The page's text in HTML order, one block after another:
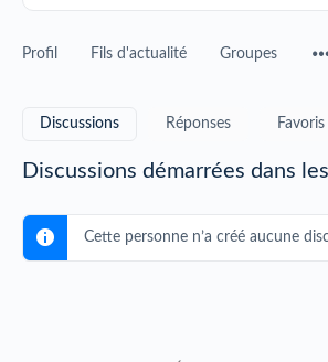
Profil Fils d'actualité Groupes
Discussions Réponses Favoris
Discussions démarrées dans
Cette personne n’a créé aucune